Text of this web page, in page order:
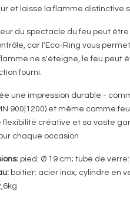
et laisse la flamme distinctive
du spectacle du feu peut
car l'Eco-Ring vous
ne s'éteigne, le feu peut
fourni.
une impression durable -
900|1200) et même comme
flexibilité créative et sa vaste
chaque occasion
pied: Ø 19 cm; tube de
boitier: acier inox; cylindre en